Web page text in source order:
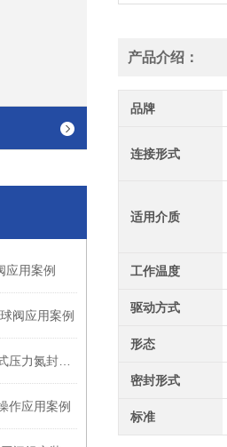
应用案例
阀应用案例
作应用案例
产品介绍：
品牌
连接形式
适用介质
工作温度
驱动方式
形态
密封形式
标准